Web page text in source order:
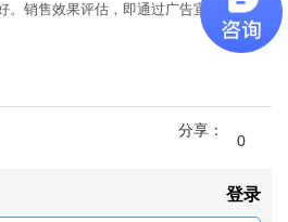
销售效果评估，即通过广告宣传后，对
0
分享：
登录